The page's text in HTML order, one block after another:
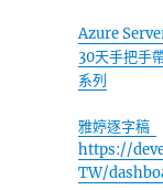
Azure
30天手把手
系列
雅婷逐字稿
https://
TW/